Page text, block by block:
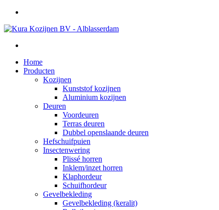
Home
Producten
Kozijnen
Kunststof kozijnen
Aluminium kozijnen
Deuren
Voordeuren
Terras deuren
Dubbel openslaande deuren
Hefschuifpuien
Insectenwering
Plissé horren
Inklem/inzet horren
Klaphordeur
Schuifhordeur
Gevelbekleding
Gevelbekleding (keralit)